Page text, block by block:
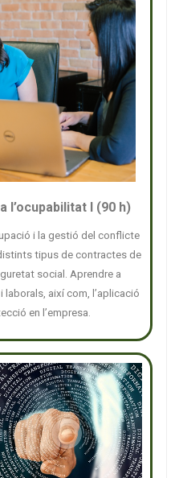
l’ocupabilitat I (90 h)
i la gestió del conflicte
tipus de contractes de
social. Aprendre a
així com, l’aplicació
en l’empresa.